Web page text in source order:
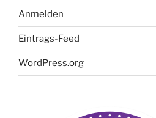
Anmelden
Eintrags-Feed
WordPress.org